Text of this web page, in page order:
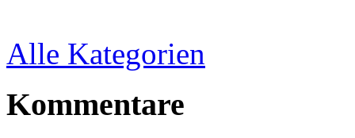
Alle Kategorien
Kommentare